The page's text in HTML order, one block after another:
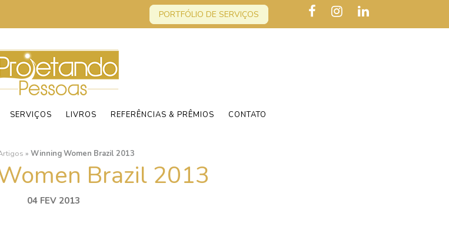
PORTFÓLIO DE SERVIÇOS
SERVIÇOS LIVROS REFERÊNCIAS & PRÊMIOS CONTATO
» Winning Women Brazil 2013
Brazil 2013
04 FEV 2013